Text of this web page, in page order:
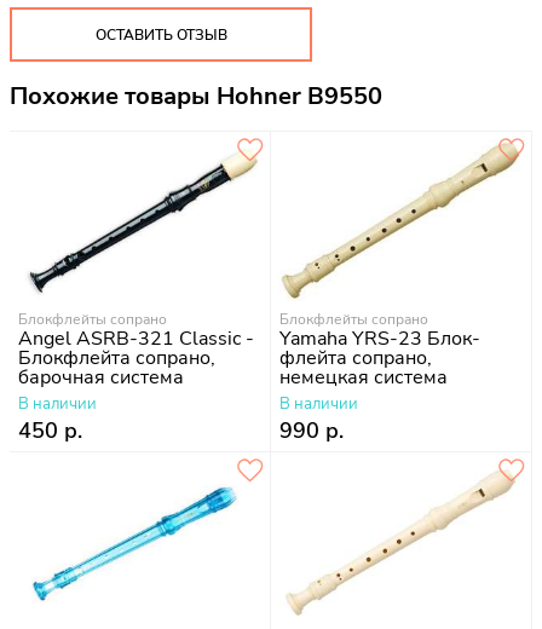
ОСТАВИТЬ ОТЗЫВ
Похожие товары Hohner B9550
Блокфлейты сопрано
Angel ASRB-321 Classic -
Блокфлейта сопрано,
барочная система
В наличии
450 р.
Блокфлейты сопрано
Yamaha YRS-23 Блок-
флейта сопрано,
немецкая система
В наличии
990 р.